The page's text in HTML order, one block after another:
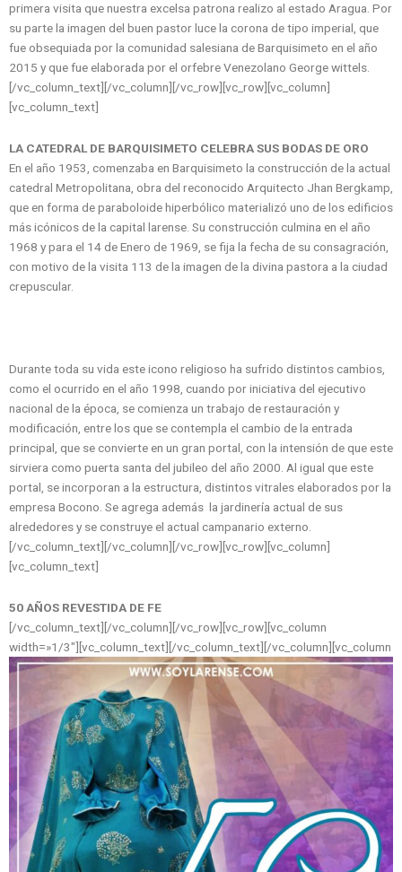
primera visita que nuestra excelsa patrona realizo al estado Aragua. Por
su parte la imagen del buen pastor luce la corona de tipo imperial, que
fue obsequiada por la comunidad salesiana de Barquisimeto en el año
2015 y que fue elaborada por el orfebre Venezolano George wittels.
[/vc_column_text][/vc_column][/vc_row][vc_row][vc_column]
[vc_column_text]
LA CATEDRAL DE BARQUISIMETO CELEBRA SUS BODAS DE ORO
En el año 1953, comenzaba en Barquisimeto la construcción de la actual
catedral Metropolitana, obra del reconocido Arquitecto Jhan Bergkamp,
que en forma de paraboloide hiperbólico materializó uno de los edificios
más icónicos de la capital larense. Su construcción culmina en el año
1968 y para el 14 de Enero de 1969, se fija la fecha de su consagración,
con motivo de la visita 113 de la imagen de la divina pastora a la ciudad
crepuscular.
Durante toda su vida este icono religioso ha sufrido distintos cambios,
como el ocurrido en el año 1998, cuando por iniciativa del ejecutivo
nacional de la época, se comienza un trabajo de restauración y
modificación, entre los que se contempla el cambio de la entrada
principal, que se convierte en un gran portal, con la intensión de que este
sirviera como puerta santa del jubileo del año 2000. Al igual que este
portal, se incorporan a la estructura, distintos vitrales elaborados por la
empresa Bocono. Se agrega además la jardinería actual de sus
alrededores y se construye el actual campanario externo.
[/vc_column_text][/vc_column][/vc_row][vc_row][vc_column]
[vc_column_text]
50 AÑOS REVESTIDA DE FE
[/vc_column_text][/vc_column][/vc_row][vc_row][vc_column
width=»1/3″][vc_column_text] [/vc_column_text][/vc_column][vc_column